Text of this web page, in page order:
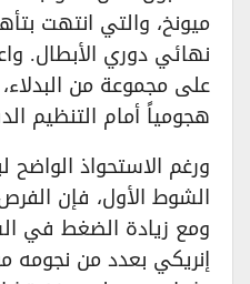
ميونخ، والتي انتهت
نهائي دوري الأبطال.
على مجموعة من
هجومياً أمام التنظيم
ورغم الاستحواذ
الشوط الأول، فإن
ومع زيادة الضغط في
إنريكي بعدد من نجومه